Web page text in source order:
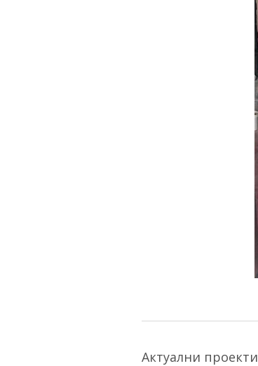
Актуални проекти